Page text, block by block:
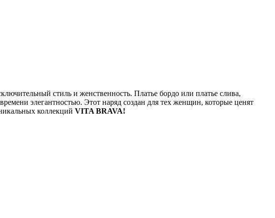
стиль и женственность. Платье бордо или платье слива,
элегантностью. Этот наряд создан для тех женщин, которые ценят
коллекций VITA BRAVA!